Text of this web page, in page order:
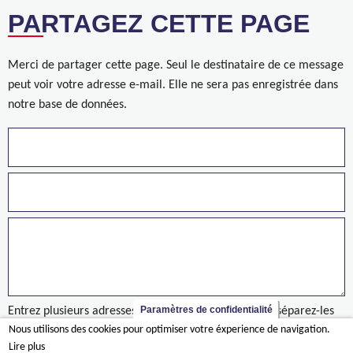
PARTAGEZ CETTE PAGE
Merci de partager cette page. Seul le destinataire de ce message
peut voir votre adresse e-mail. Elle ne sera pas enregistrée dans
notre base de données.
Entrez plusieurs adresses sur des lignes séparées ou séparez-les
par des virgules.
Paramètres de confidentialité
Nous utilisons des cookies pour optimiser votre éxperience de navigation.
Lire plus